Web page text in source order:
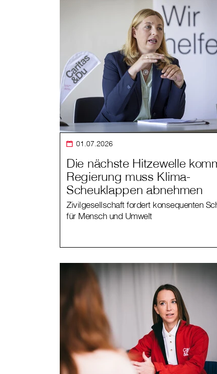
01.07.2026
Die nächste Hitzewelle
Regierung muss Klima-
Scheuklappen abnehmen
Zivilgesellschaft fordert konsequenten
für Mensch und Umwelt